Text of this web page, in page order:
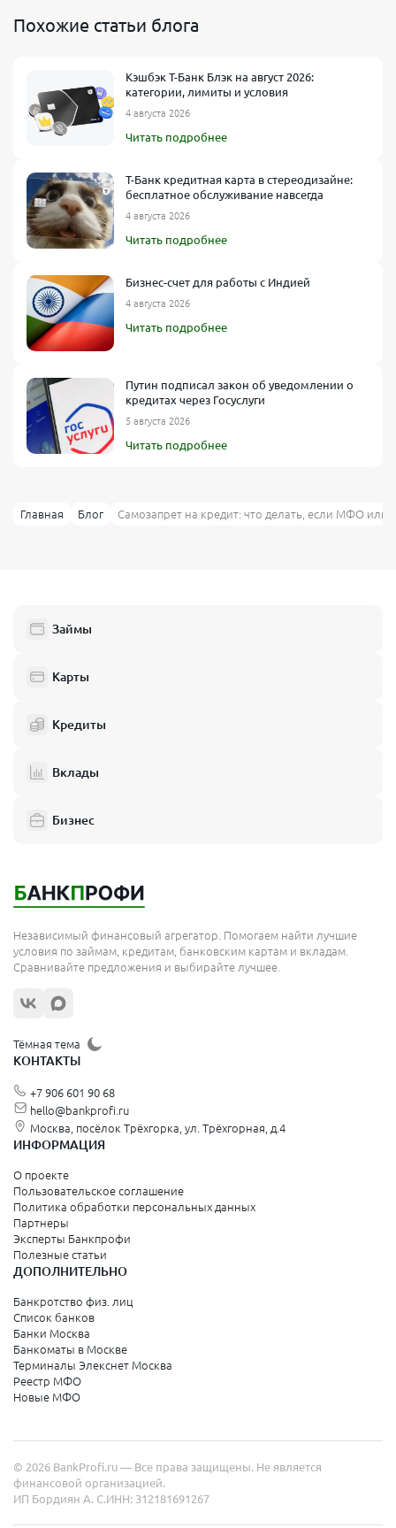
Похожие статьи блога
Кэшбэк Т-Банк Блэк на август 2026:
категории, лимиты и условия
4 августа 2026
Читать подробнее
Т-Банк кредитная карта в стереодизайне:
бесплатное обслуживание навсегда
4 августа 2026
Читать подробнее
Бизнес-счет для работы с Индией
4 августа 2026
Читать подробнее
Путин подписал закон об уведомлении о
кредитах через Госуслуги
5 августа 2026
Читать подробнее
Главная Блог Самозапрет на кредит: что делать, если МФО или
Займы
Карты
Кредиты
Вклады
Бизнес
Независимый финансовый агрегатор. Помогаем найти лучшие
условия по займам, кредитам, банковским картам и вкладам.
Сравнивайте предложения и выбирайте лучшее.
Тёмная тема
КОНТАКТЫ
+7 906 601 90 68
hello@bankprofi.ru
Москва, посёлок Трёхгорка, ул. Трёхгорная, д.4
ИНФОРМАЦИЯ
О проекте
Пользовательское соглашение
Политика обработки персональных данных
Партнеры
Эксперты Банкпрофи
Полезные статьи
ДОПОЛНИТЕЛЬНО
Банкротство физ. лиц
Список банков
Банки Москва
Банкоматы в Москве
Терминалы Элекснет Москва
Реестр МФО
Новые МФО
© 2026 BankProfi.ru — Все права защищены. Не является
финансовой организацией.
ИП Бордиян А. С.ИНН: 312181691267